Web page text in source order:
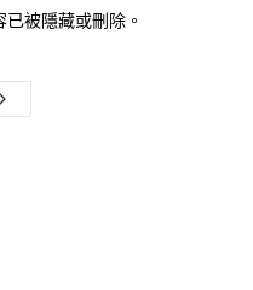
被隱藏或刪除。